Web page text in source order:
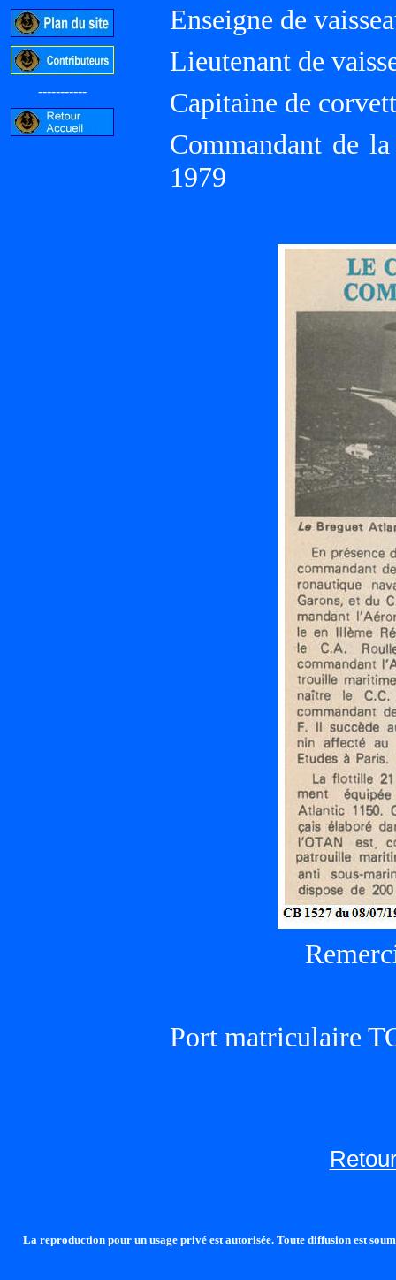
-----------
Enseigne de
Lieutenant de
Capitaine de
Commandant de
1979
Port matriculaire
La reproduction pour un usage privé est autorisée. Toute diffusion est